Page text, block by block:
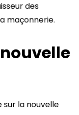
des
maçonnerie.
sur la nouvelle